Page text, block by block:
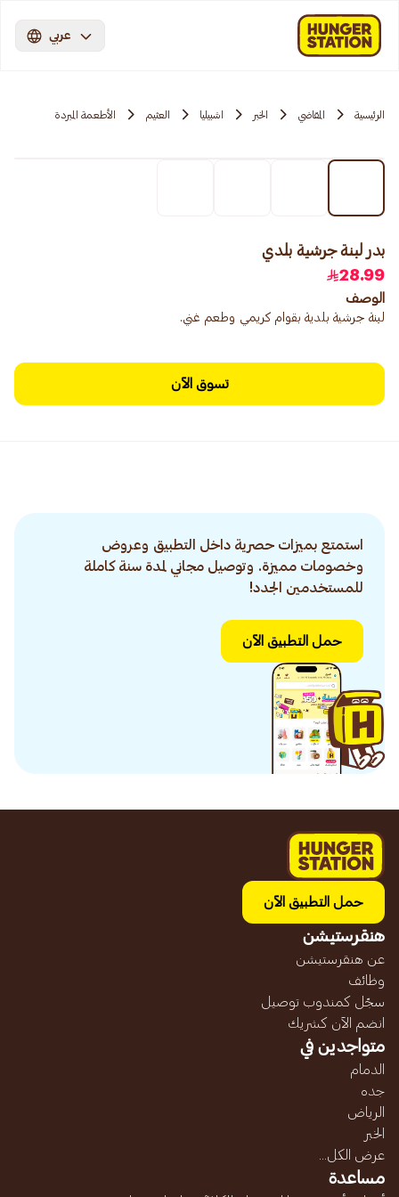
عربي
الرئيسية المقاضي الخبر اشبيليا العثيم الأطعمة المبردة
بدر لبنة جرشية بلدي
28.99
الوصف
لبنة جرشية بلدية بقوام كريمي وطعم غني.
تسوق الآن
استمتع بميزات حصرية داخل التطبيق وعروض
وخصومات مميزة. وتوصيل مجاني لمدة سنة كاملة
للمستخدمين الجدد!
حمل التطبيق الآن
حمل التطبيق الآن
هنقرستيشن
عن هنقرستيشن
وظائف
سجّل كمندوب توصيل
انضم الآن كشريك
متواجدين في
الدمام
جده
الرياض
الخبر
عرض الكل...
مساعدة